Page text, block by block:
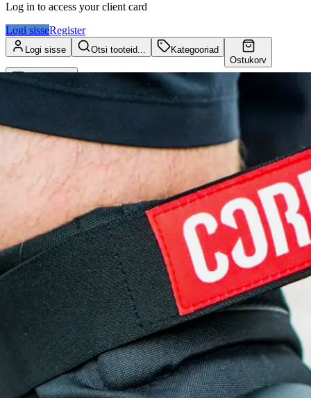
Log in to access your client card
Logi sisseRegister
Logi sisse Otsi tooteid...
Kategooriad
Ostukorv